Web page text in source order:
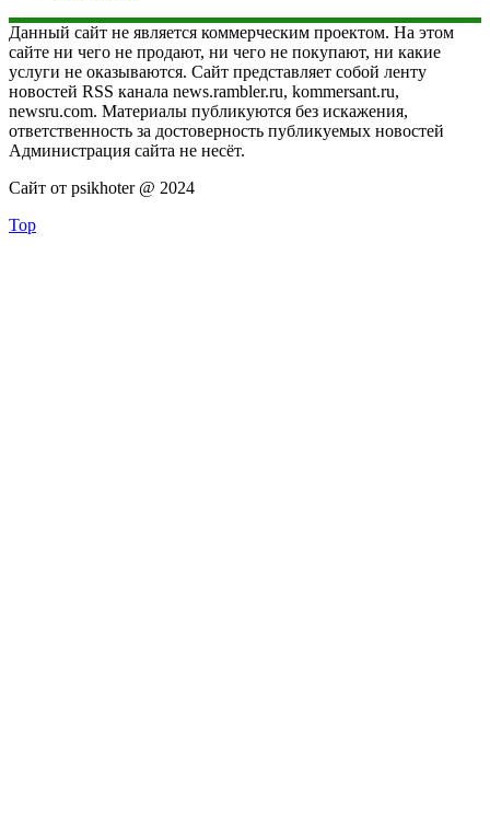
Данный сайт не является коммерческим проектом. На этом
сайте ни чего не продают, ни чего не покупают, ни какие
услуги не оказываются. Сайт представляет собой ленту
новостей RSS канала news.rambler.ru, kommersant.ru,
newsru.com. Материалы публикуются без искажения,
ответственность за достоверность публикуемых новостей
Администрация сайта не несёт.
Сайт от psikhoter @ 2024
Top